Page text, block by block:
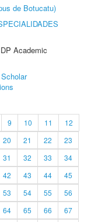
de Botucatu)
Academic
9 10 11
12
20 21 22
23
31 32 33
34
42 43 44
45
53 54 55
56
64 65 66
67